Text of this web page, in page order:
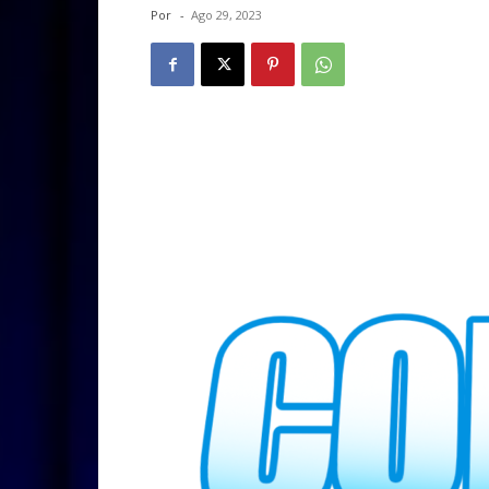
Por - Ago 29, 2023